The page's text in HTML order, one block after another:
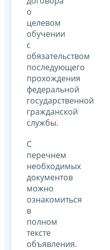
о
целевом
обучении
с
обязательством
последующего
прохождения
федеральной
государственной
гражданской
службы.
С
перечнем
необходимых
документов
можно
ознакомиться
в
полном
тексте
объявления.